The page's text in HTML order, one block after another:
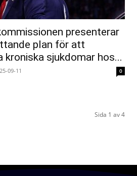
presenterar
plan för att
kroniska sjukdomar hos...
09-11 0
Sida 1 av 4